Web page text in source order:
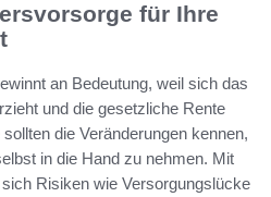
für Ihre
an Bedeutung, weil sich das
und die gesetzliche Rente
die Veränderungen kennen,
in die Hand zu nehmen. Mit
Risiken wie Versorgungslücke